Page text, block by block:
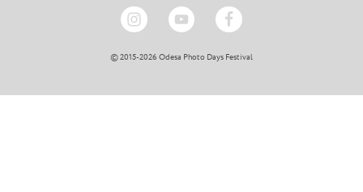
© 2015-2026 Odesa Photo Days Festival